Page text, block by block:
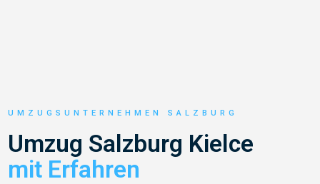
UMZUGSUNTERNEHMEN SALZBURG
Umzug Salzburg Kielce
mit Erfahren